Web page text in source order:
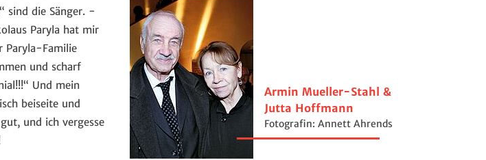
Armin Mueller-Stahl &
Jutta Hoffmann
Fotografin: Annett Ahrends
sind die Sänger. -
Paryla hat mir
Paryla-Familie
und scharf
Und mein
beiseite und
und ich vergesse